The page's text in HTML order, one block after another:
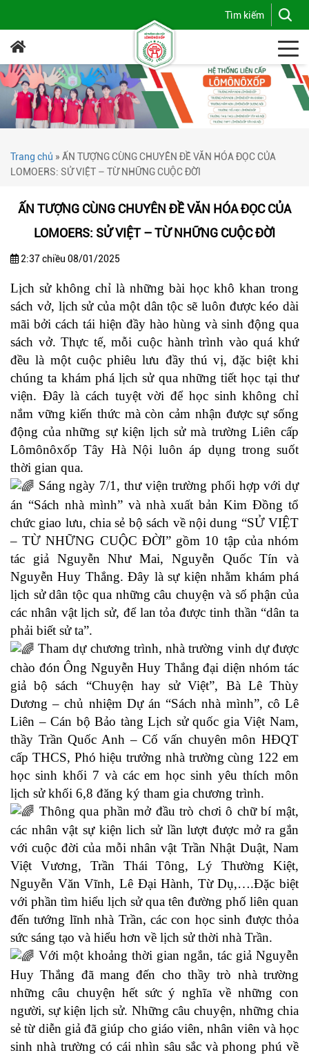
Trang chủ » ẤN TƯỢNG CÙNG CHUYÊN ĐỀ VĂN HÓA ĐỌC CỦA
LOMOERS: SỬ VIỆT – TỪ NHỮNG CUỘC ĐỜI
ẤN TƯỢNG CÙNG CHUYÊN ĐỀ VĂN HÓA ĐỌC CỦA
LOMOERS: SỬ VIỆT – TỪ NHỮNG CUỘC ĐỜI
2:37 chiều 08/01/2025
Lịch sử không chỉ là những bài học khô khan trong
sách vở, lịch sử của một dân tộc sẽ luôn được kéo dài
mãi bởi cách tái hiện đầy hào hùng và sinh động qua
sách vở. Thực tế, mỗi cuộc hành trình vào quá khứ
đều là một cuộc phiêu lưu đầy thú vị, đặc biệt khi
chúng ta khám phá lịch sử qua những tiết học tại thư
viện. Đây là cách tuyệt vời để học sinh không chỉ
nắm vững kiến thức mà còn cảm nhận được sự sống
động của những sự kiện lịch sử mà trường Liên cấp
Lômônôxốp Tây Hà Nội luôn áp dụng trong suốt
thời gian qua.
Sáng ngày 7/1, thư viện trường phối hợp với dự
án “Sách nhà mình” và nhà xuất bản Kim Đồng tổ
chức giao lưu, chia sẻ bộ sách về nội dung “SỬ VIỆT
– TỪ NHỮNG CUỘC ĐỜI” gồm 10 tập của nhóm
tác giả Nguyễn Như Mai, Nguyễn Quốc Tín và
Nguyễn Huy Thắng. Đây là sự kiện nhằm khám phá
lịch sử dân tộc qua những câu chuyện và số phận của
các nhân vật lịch sử, để lan tỏa được tinh thần “dân ta
phải biết sử ta”.
Tham dự chương trình, nhà trường vinh dự được
chào đón Ông Nguyễn Huy Thắng đại diện nhóm tác
giả bộ sách “Chuyện hay sử Việt”, Bà Lê Thùy
Dương – chủ nhiệm Dự án “Sách nhà mình”, cô Lê
Liên – Cán bộ Bảo tàng Lịch sử quốc gia Việt Nam,
thầy Trần Quốc Anh – Cố vấn chuyên môn HĐQT
cấp THCS, Phó hiệu trưởng nhà trường cùng 122 em
học sinh khối 7 và các em học sinh yêu thích môn
lịch sử khối 6,8 đăng ký tham gia chương trình.
Thông qua phần mở đầu trò chơi ô chữ bí mật,
các nhân vật sự kiện lich sử lần lượt được mở ra gắn
với cuộc đời của mỗi nhân vật Trần Nhật Duật, Nam
Việt Vương, Trần Thái Tông, Lý Thường Kiệt,
Nguyễn Văn Vĩnh, Lê Đại Hành, Từ Dụ,….Đặc biệt
với phần tìm hiểu lịch sử qua tên đường phố liên quan
đến tướng lĩnh nhà Trần, các con học sinh được thỏa
sức sáng tạo và hiểu hơn về lịch sử thời nhà Trần.
Với một khoảng thời gian ngắn, tác giả Nguyễn
Huy Thắng đã mang đến cho thầy trò nhà trường
những câu chuyện hết sức ý nghĩa về những con
người, sự kiện lịch sử. Những câu chuyện, những chia
sẻ từ diễn giả đã giúp cho giáo viên, nhân viên và học
sinh nhà trường có cái nhìn sâu sắc và phong phú về